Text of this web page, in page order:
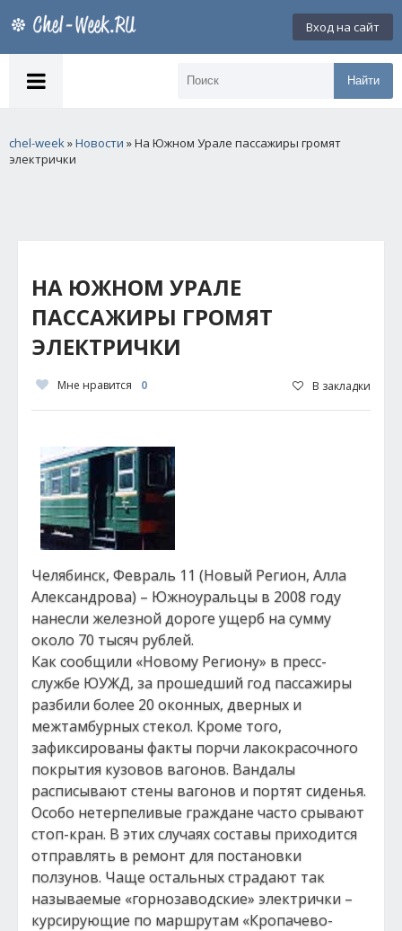
Вход на сайт
Найти
chel-week»Новости » На Южном Урале пассажиры громят
электрички
НА ЮЖНОМ УРАЛЕ
ПАССАЖИРЫ ГРОМЯТ
ЭЛЕКТРИЧКИ
Мне нравится 0 В закладки
Челябинск, Февраль 11 (Новый Регион, Алла
Александрова) – Южноуральцы в 2008 году
нанесли железной дороге ущерб на сумму
около 70 тысяч рублей.
Как сообщили «Новому Региону» в пресс-
службе ЮУЖД, за прошедший год пассажиры
разбили более 20 оконных, дверных и
межтамбурных стекол. Кроме того,
зафиксированы факты порчи лакокрасочного
покрытия кузовов вагонов. Вандалы
расписывают стены вагонов и портят сиденья.
Особо нетерпеливые граждане часто срывают
стоп-кран. В этих случаях составы приходится
отправлять в ремонт для постановки
ползунов. Чаще остальных страдают так
называемые «горнозаводские» электрички –
курсирующие по маршрутам «Кропачево-